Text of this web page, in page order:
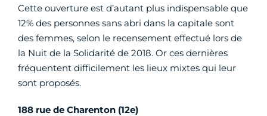
Cette ouverture est d’autant plus indispensable que
12% des personnes sans abri dans la capitale sont
des femmes, selon le recensement effectué lors de
la Nuit de la Solidarité de 2018. Or ces dernières
fréquentent difficilement les lieux mixtes qui leur
sont proposés.
188 rue de Charenton (12e)